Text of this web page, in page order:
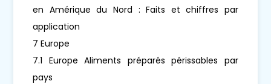
en Amérique du Nord : Faits et chiffres par
application
7 Europe
7.1 Europe Aliments préparés périssables par
pays